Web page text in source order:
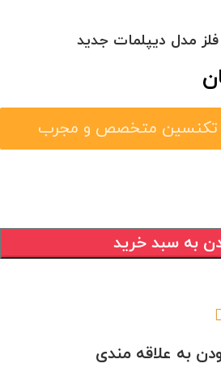
مدل دیپلمات جدید
متخصص و مجرب
به سبد خرید
به علاقه مندی